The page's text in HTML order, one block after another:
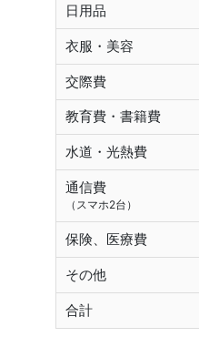
日用品
衣服・美容
交際費
教育費・書籍費
水道・光熱費
通信費
（スマホ2台）
保険、医療費
その他
合計